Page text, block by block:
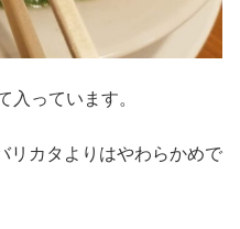
入っています。
リカタよりはやわらかめで